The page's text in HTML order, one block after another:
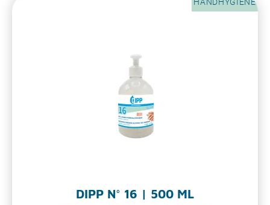
HANDHYGIENE
DIPP N° 16 | 500 ML